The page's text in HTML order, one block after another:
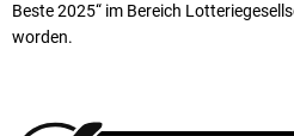
Beste 2025“ im Bereich
worden.